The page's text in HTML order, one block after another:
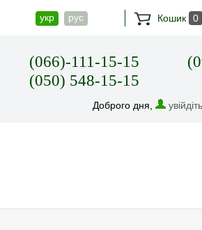
укр рус Кошик 0
(066)-111-15-15
(050) 548-15-15
Доброго дня,